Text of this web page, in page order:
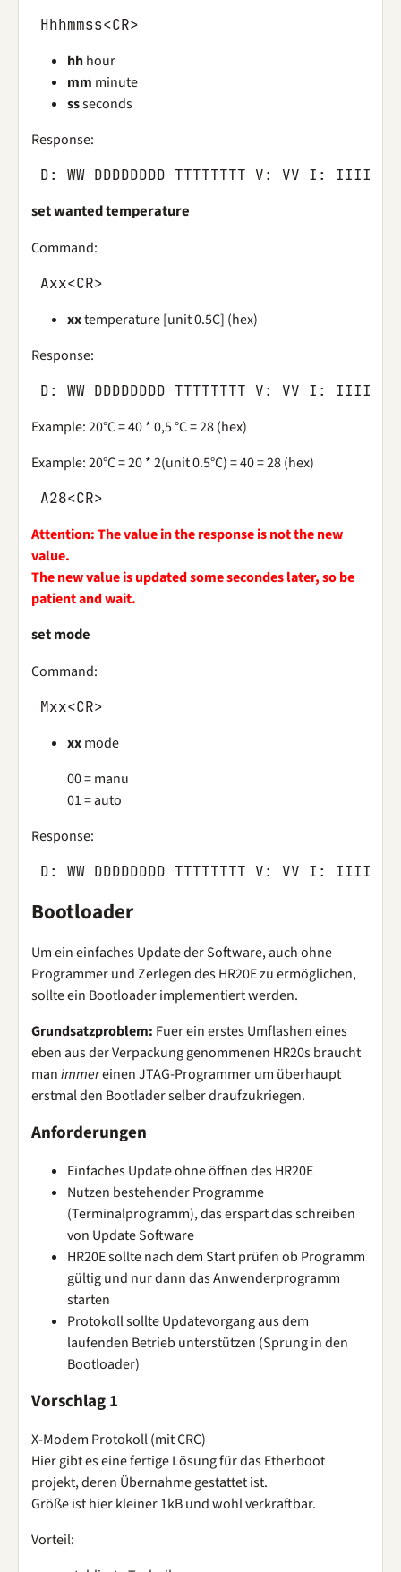
Hhhmmss<CR>
hhhour
mm minute
ssseconds
Response:
D: WW DDDDDDDD TTTTTTTT V: VV I : IIII
set wanted temperature
Command:
Axx<CR>
xxtemperature [unit 0.5C] (hex)
Response:
D: WW DDDDDDDD TTTTTTTT V: VV I : IIII
Example: 20°C = 40 * 0,5 °C = 28 (hex)
Example: 20°C = 20 * 2(unit 0.5°C) = 40 = 28 (hex)
A28<CR>
Attention: The value in the response is not the new
value.
The new value is updated some secondes later, so be
patient and wait.
set mode
Command:
Mxx<CR>
xxmode
00 = manu
01 = auto
Response:
D: WW DDDDDDDD TTTTTTTT V: VV I : IIII
Bootloader
Um ein einfaches Update der Software, auch ohne
Programmer und Zerlegen des HR20E zu ermöglichen,
sollte ein Bootloader implementiert werden.
Grundsatzproblem: Fuer ein erstes Umflashen eines
eben aus der Verpackung genommenen HR20s braucht
manimmereinen JTAG-Programmer um überhaupt
erstmal den Bootlader selber draufzukriegen.
Anforderungen
Einfaches Update ohne öffnen des HR20E
Nutzen bestehender Programme
(Terminalprogramm), das erspart das schreiben
von Update Software
HR20E sollte nach dem Start prüfen ob Programm
gültig und nur dann das Anwenderprogramm
starten
Protokoll sollte Updatevorgang aus dem
laufenden Betrieb unterstützen (Sprung in den
Bootloader)
Vorschlag 1
X-Modem Protokoll (mit CRC)
Hier gibt es eine fertige Lösung für das Etherboot
projekt, deren Übernahme gestattet ist.
Größe ist hier kleiner 1kB und wohl verkraftbar.
Vorteil: